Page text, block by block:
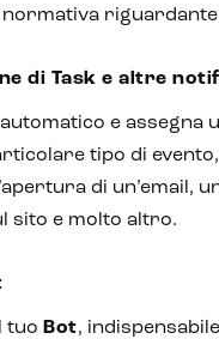
riguardante
di Task e altre
e assegna
tipo di
di un’email,
sito e molto altro.
tuo Bot,